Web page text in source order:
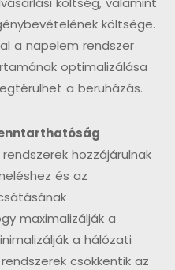
költsége.
a napelem rendszer
optimalizálása
a beruházás.
hozzájárulnak
és az
maximalizálják a
a hálózati
csökkentik az